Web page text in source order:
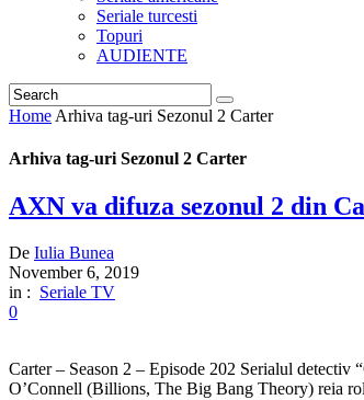
Seriale turcesti
Topuri
AUDIENTE
Home Arhiva tag-uri Sezonul 2 Carter
Arhiva tag-uri Sezonul 2 Carter
AXN va difuza sezonul 2 din
De Iulia Bunea
November 6, 2019
in : Seriale TV
0
Carter – Season 2 – Episode 202 Serialul
O’Connell (Billions, The Big Bang Theory) reia